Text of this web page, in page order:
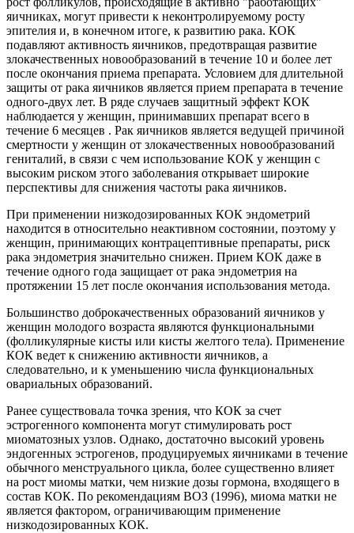
яичниках, могут привести к неконтролируе­мому росту
эпителия и, в конечном итоге, к развитию рака. КОК
подавляют активность яичников, предотвращая развитие
злокаче­ственных новообразований в течение 10 и более лет
после оконча­ния приема препарата. Условием для длительной
защиты от рака яичников является прием препарата в течение
одного-двух лет. В ряде случаев защитный эффект КОК
наблюдается у женщин, при­нимавших препарат всего в
течение 6 месяцев . Рак яичников является ведущей причиной
смертности у женщин от зло­качественных новообразований
гениталий, в связи с чем использо­вание КОК у женщин с
высоким риском этого заболевания открыва­ет широкие
перспективы для снижения частоты рака яичников.
При применении низкодозированных КОК эндометрий
находит­ся в относительно неактивном состоянии, поэтому у
женщин, при­нимающих контрацептивные препараты, риск
рака эндометрия зна­чительно снижен. Прием КОК даже в
течение одного года защища­ет от рака эндометрия на
протяжении 15 лет после окончания ис­пользования метода.
Большинство доброкачественных образований яичников у
женщин молодого возраста являются функциональными
(фолликулярные кис­ты или кисты желтого тела). Применение
КОК ведет к снижению ак­тивности яичников, а
следовательно, и к уменьшению числа функцио­нальных
овариальных образований.
Ранее существовала точка зрения, что КОК за счет
эстрогенного компонента могут стимулировать рост
миоматозных узлов. Однако, достаточно высокий уровень
эндогенных эстрогенов, продуцируемых яичниками в течение
обычного менструального цикла, более суще­ственно влияет
на рост миомы матки, чем низкие дозы гормона, вхо­дящего в
состав КОК. По рекомендациям ВОЗ (1996), миома матки не
является фактором, ограничивающим применение
низкодозированных КОК.